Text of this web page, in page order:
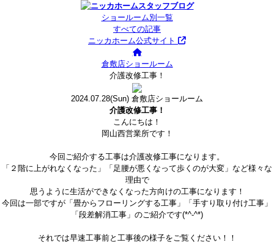
ショールーム別一覧
すべての記事
ニッカホーム公式サイト
倉敷店ショールーム
介護改修工事！
2024.07.28(Sun) 倉敷店ショールーム
介護改修工事！
こんにちは！
岡山西営業所です！
今回ご紹介する工事は介護改修工事になります。
「２階に上がれなくなった」「足腰が悪くなって歩くのが大変」など様々な
理由で
思うように生活ができなくなった方向けの工事になります！
今回は一部ですが「畳からフローリングする工事」「手すり取り付け工事」
「段差解消工事」のご紹介です(*^-^*)
それでは早速工事前と工事後の様子をご覧ください！！